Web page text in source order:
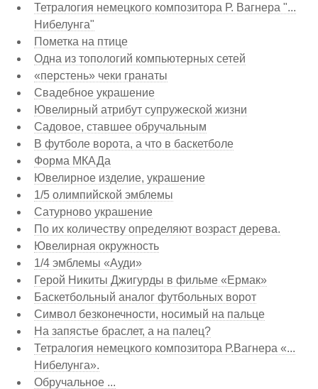
Тетралогия немецкого композитора Р. Вагнера "...
Нибелунга"
Пометка на птице
Одна из топологий компьютерных сетей
«перстень» чеки гранаты
Свадебное украшение
Ювелирный атрибут супружеской жизни
Садовое, ставшее обручальным
В футболе ворота, а что в баскетболе
Форма МКАДа
Ювелирное изделие, украшение
1/5 олимпийской эмблемы
Сатурново украшение
По их количеству определяют возраст дерева.
Ювелирная окружность
1/4 эмблемы «Ауди»
Герой Никиты Джигурды в фильме «Ермак»
Баскетбольный аналог футбольных ворот
Символ безконечности, носимый на пальце
На запястье браслет, а на палец?
Тетралогия немецкого композитора Р.Вагнера «...
Нибелунга».
Обручальное ...